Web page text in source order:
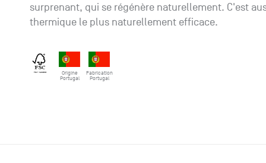
surprenant, qui se régénère naturellement. C'est
thermique le plus naturellement efficace.
Origine
Portugal
Fabrication
Portugal